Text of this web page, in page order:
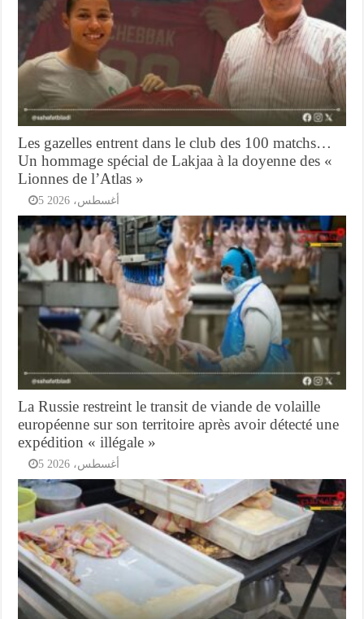
Les gazelles entrent dans le club des 100 matchs…
Un hommage spécial de Lakjaa à la doyenne des «
Lionnes de l’Atlas »
5 أغسطس، 2026
La Russie restreint le transit de viande de volaille
européenne sur son territoire après avoir détecté une
expédition « illégale »
5 أغسطس، 2026